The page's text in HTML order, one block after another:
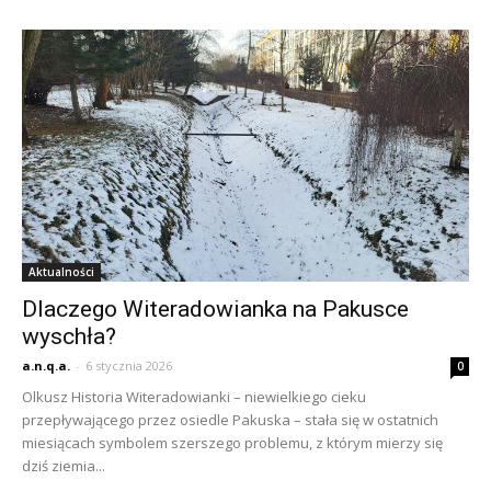
Aktualności
Dlaczego Witeradowianka na Pakusce
wyschła?
a.n.q.a. - 6 stycznia 2026 0
Olkusz Historia Witeradowianki – niewielkiego cieku
przepływającego przez osiedle Pakuska – stała się w ostatnich
miesiącach symbolem szerszego problemu, z którym mierzy się
dziś ziemia...